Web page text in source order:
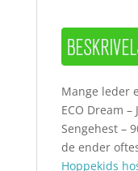
Mange leder
ECO Dream
Sengehest –
de ender
Hoppekids